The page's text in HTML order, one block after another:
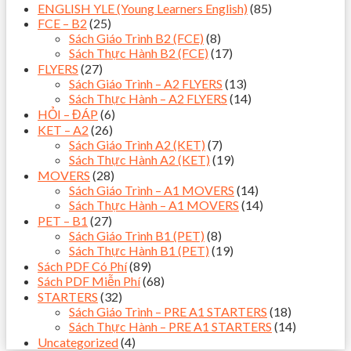
ENGLISH YLE (Young Learners English) (85)
FCE – B2 (25)
Sách Giáo Trình B2 (FCE) (8)
Sách Thực Hành B2 (FCE) (17)
FLYERS (27)
Sách Giáo Trình – A2 FLYERS (13)
Sách Thực Hành – A2 FLYERS (14)
HỎI – ĐÁP (6)
KET – A2 (26)
Sách Giáo Trình A2 (KET) (7)
Sách Thực Hành A2 (KET) (19)
MOVERS (28)
Sách Giáo Trình – A1 MOVERS (14)
Sách Thực Hành – A1 MOVERS (14)
PET – B1 (27)
Sách Giáo Trình B1 (PET) (8)
Sách Thực Hành B1 (PET) (19)
Sách PDF Có Phí(89)
Sách PDF Miễn Phí(68)
STARTERS (32)
Sách Giáo Trình – PRE A1 STARTERS (18)
Sách Thực Hành – PRE A1 STARTERS (14)
Uncategorized(4)